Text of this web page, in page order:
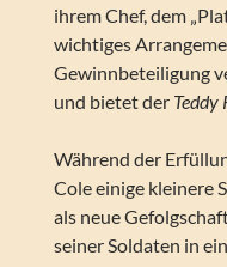
ihrem Chef, dem
wichtiges
Gewinnbeteiligung
und bietet der Teddy
Während der
Cole einige kleinere
als neue
seiner Soldaten in